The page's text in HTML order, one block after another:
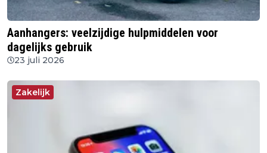
Aanhangers: veelzijdige hulpmiddelen voor
dagelijks gebruik
23 juli 2026
Zakelijk